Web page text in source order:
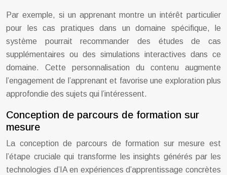
Par exemple, si un apprenant montre un intérêt particulier
pour les cas pratiques dans un domaine spécifique, le
système pourrait recommander des études de cas
supplémentaires ou des simulations interactives dans ce
domaine. Cette personnalisation du contenu augmente
l’engagement de l’apprenant et favorise une exploration plus
approfondie des sujets qui l’intéressent.
Conception de parcours de formation sur
mesure
La conception de parcours de formation sur mesure est
l’étape cruciale qui transforme les insights générés par les
technologies d’IA en expériences d’apprentissage concrètes